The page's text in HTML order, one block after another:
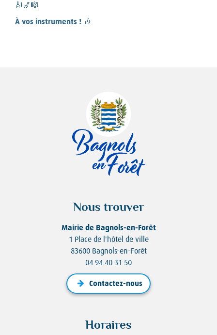
🎻🎷🎼
À vos instruments ! 🎶
Nous trouver
Mairie de Bagnols-en-Forêt
1 Place de l'hôtel de ville
83600 Bagnols-en-Forêt
04 94 40 31 50
Contactez-nous
Horaires